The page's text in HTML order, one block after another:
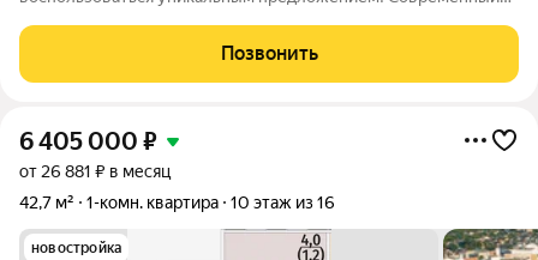
однокомнатная квартира в д. 47 к. 4 по ул. Гагарина в г.
Чебоксары. Квартира расположена на 17 этаже
Позвонить
6 405 000 ₽
от 26 881 ₽ в месяц
42,7 м²
1-комн. квартира 10 этаж из 16
новостройка